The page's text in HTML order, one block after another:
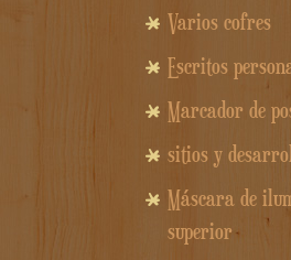
Varios cofres
Escritos
Marcador de
sitios y
Máscara de
superior